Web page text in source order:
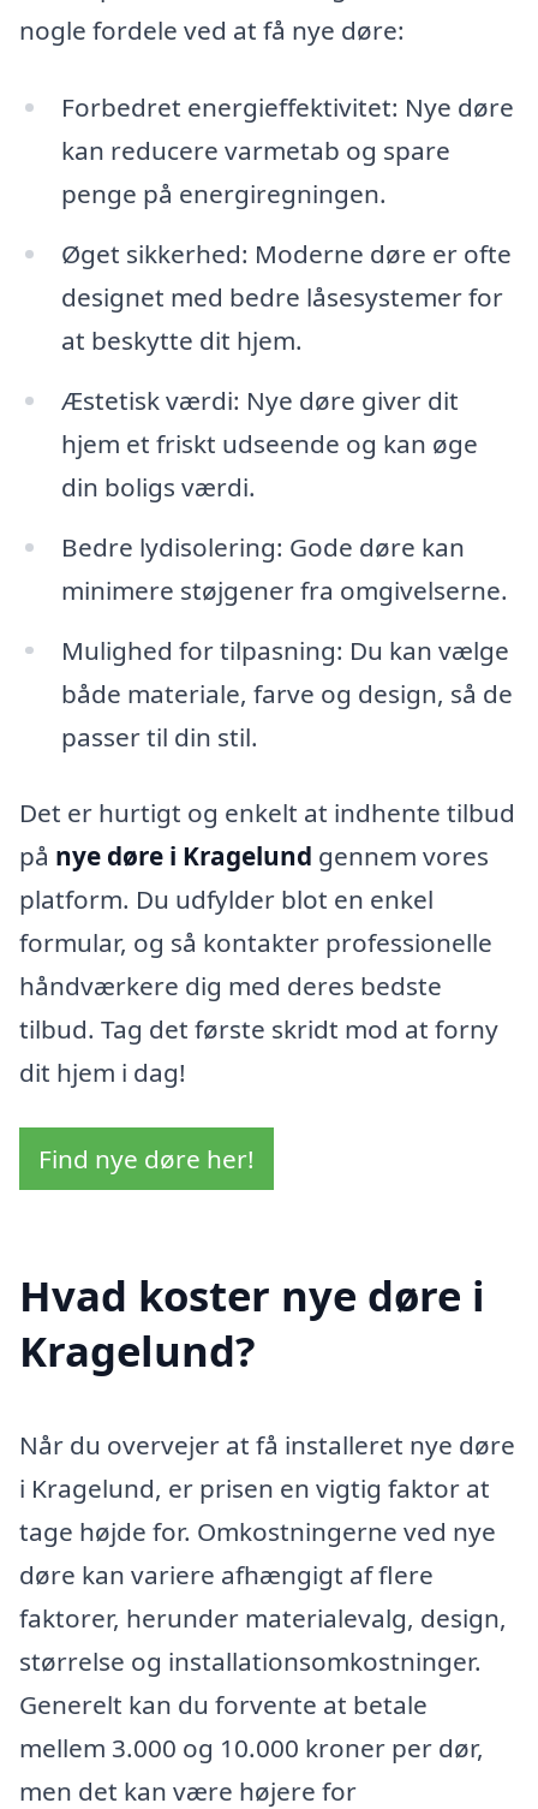
nogle fordele ved at få nye døre:
Forbedret energieffektivitet: Nye døre
kan reducere varmetab og spare
penge på energiregningen.
Øget sikkerhed: Moderne døre er ofte
designet med bedre låsesystemer for
at beskytte dit hjem.
Æstetisk værdi: Nye døre giver dit
hjem et friskt udseende og kan øge
din boligs værdi.
Bedre lydisolering: Gode døre kan
minimere støjgener fra omgivelserne.
Mulighed for tilpasning: Du kan vælge
både materiale, farve og design, så de
passer til din stil.
Det er hurtigt og enkelt at indhente tilbud
på nye døre i Kragelund gennem vores
platform. Du udfylder blot en enkel
formular, og så kontakter professionelle
håndværkere dig med deres bedste
tilbud. Tag det første skridt mod at forny
dit hjem i dag!
Find nye døre her!
Hvad koster nye døre i
Kragelund?
Når du overvejer at få installeret nye døre
i Kragelund, er prisen en vigtig faktor at
tage højde for. Omkostningerne ved nye
døre kan variere afhængigt af flere
faktorer, herunder materialevalg, design,
størrelse og installationsomkostninger.
Generelt kan du forvente at betale
mellem 3.000 og 10.000 kroner per dør,
men det kan være højere for